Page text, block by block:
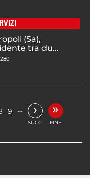
(Sa),
tra du...
280
9 … ›
SUCC.
»
FINE